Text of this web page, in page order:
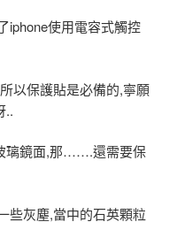
iphone使用電容式觸控
以保護貼是必備的,寧願
..
璃鏡面,那…….還需要保
些灰塵,當中的石英顆粒